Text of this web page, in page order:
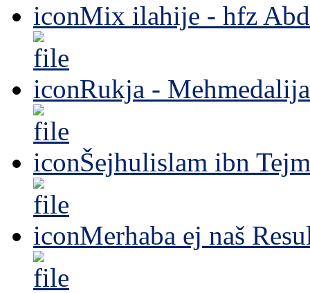
Mix ilahije - hfz
Rukja -
Šejhulislam ibn
Merhaba ej naš